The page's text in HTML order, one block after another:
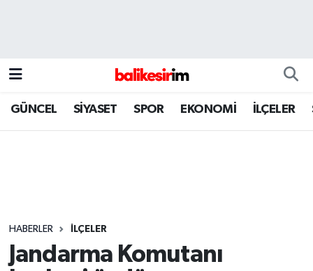
GÜNCEL SİYASET SPOR EKONOMİ İLÇELER
HABERLER İLÇELER
Jandarma Komutanı